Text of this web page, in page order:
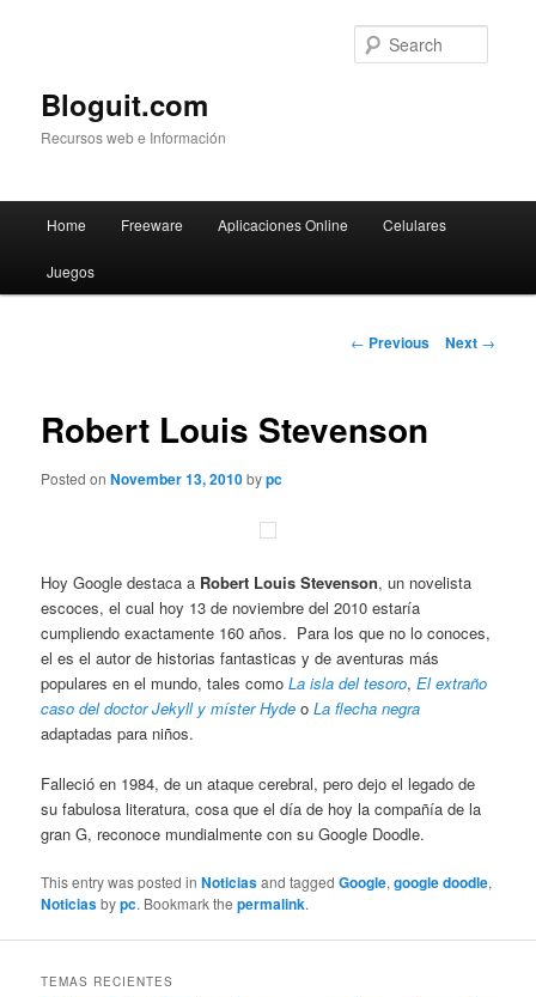
Bloguit.com
Recursos web e Información
Skip
to
Home Freeware Aplicaciones Online Celulares
Juegos
Post
← Previous Next →
Robert Louis Stevenson
Posted onNovember 13, 2010bypc
Hoy Google destaca a Robert Louis Stevenson, un novelista
escoces, el cual hoy 13 de noviembre del 2010 estaría
cumpliendo exactamente 160 años. Para los que no lo conoces,
el es el autor de historias fantasticas y de aventuras más
populares en el mundo, tales comoLa isla del tesoro,El extraño
caso del doctor Jekyll y míster Hyde oLa flecha negra
adaptadas para niños.
Falleció en 1984, de un ataque cerebral, pero dejo el legado de
su fabulosa literatura, cosa que el día de hoy la compañía de la
gran G, reconoce mundialmente con su Google Doodle.
This entry was posted inNoticiasand taggedGoogle,google doodle,
Noticiasbypc. Bookmark thepermalink.
TEMAS RECIENTES